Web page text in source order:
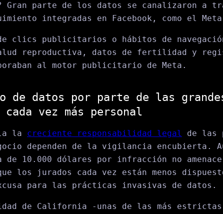
Gran parte de los datos se canalizaron a
integradas en Facebook, como el
clics publicitarios o hábitos de
reproductiva, datos de fertilidad y
al motor publicitario de Meta.
de datos por parte de las
vez más personal
la creciente responsabilidad legal
de las
dependen de la vigilancia encubierta.
10.000 dólares por infracción no
los jurados cada vez están menos
para las prácticas invasivas de datos.
de California -unas de las más estrictas